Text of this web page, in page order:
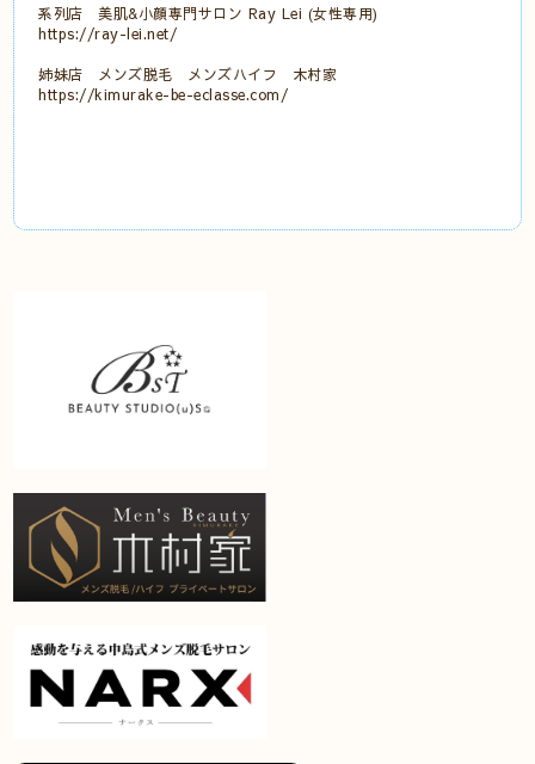
系列店 美肌&小顔専門サロン Ray Lei (女性専用)
https://ray-lei.net/
姉妹店 メンズ脱毛 メンズハイフ 木村家
https://kimurake-be-eclasse.com/